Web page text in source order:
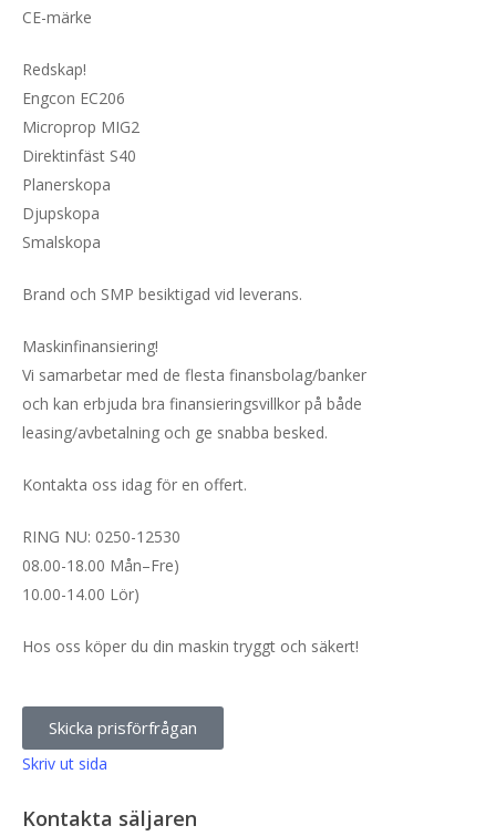
CE-märke
Redskap!
Engcon EC206
Microprop MIG2
Direktinfäst S40
Planerskopa
Djupskopa
Smalskopa
Brand och SMP besiktigad vid leverans.
Maskinfinansiering!
Vi samarbetar med de flesta finansbolag/banker
och kan erbjuda bra finansieringsvillkor på både
leasing/avbetalning och ge snabba besked.
Kontakta oss idag för en offert.
RING NU: 0250-12530
08.00-18.00 Mån–Fre)
10.00-14.00 Lör)
Hos oss köper du din maskin tryggt och säkert!
Skicka prisförfrågan
Skriv ut sida
Kontakta säljaren